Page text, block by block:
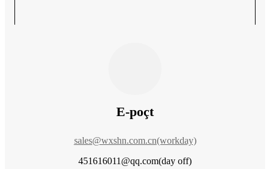
E-poçt
sales@wxshn.com.cn(workday)
451616011@qq.com(day off)